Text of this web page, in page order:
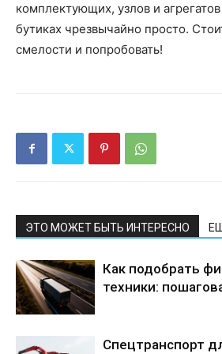
комплектующих, узлов и
бутиках чрезвычайно просто.
смелости и попробовать!
ЭТО МОЖЕТ БЫТЬ ИНТЕРЕСНО
Как подобрать
техники:
Спецтранспорт